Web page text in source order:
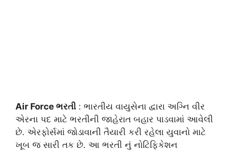
Air Force ભરતી : ભારતીય વાયુસેના દ્વારા અગ્નિ વીર
એરના પદ માટે ભરતીની જાહેરાત બહાર પાડવામાં આવેલી
છે. એરફોર્સમાં જોડાવાની તૈયારી કરી રહેલા યુવાનો માટે
ખૂબ જ સારી તક છે. આ ભરતી નું નોટિફિકેશન